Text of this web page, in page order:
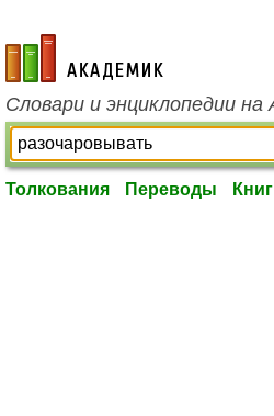
academic.ru
Словари и энциклопедии на
Толкования Переводы